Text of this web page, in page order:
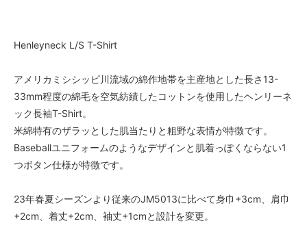
Henleyneck L/S T-Shirt
アメリカミシシッピ川流域の綿作地帯を主産地とした長さ13-
33mm程度の綿毛を空気紡績したコットンを使用したヘンリーネ
ック長袖T-Shirt。
米綿特有のザラッとした肌当たりと粗野な表情が特徴です。
Baseballユニフォームのようなデザインと肌着っぽくならない1
つボタン仕様が特徴です。
23年春夏シーズンより従来のJM5013に比べて身巾+3cm、肩巾
+2cm、着丈+2cm、袖丈+1cmと設計を変更。